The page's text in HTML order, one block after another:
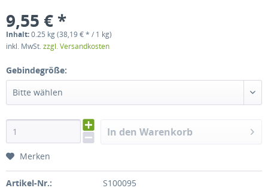
9,55 € *
Inhalt:0.25 kg (38,19 € * / 1 kg)
inkl. MwSt.zzgl. Versandkosten
Gebindegröße:
Bitte wählen
In den Warenkorb
Merken
Artikel-Nr.:
S100095